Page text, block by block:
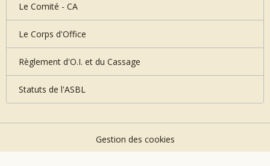
Le Comité - CA
Le Corps d'Office
Règlement d'O.I. et du Cassage
Statuts de l'ASBL
Gestion des cookies